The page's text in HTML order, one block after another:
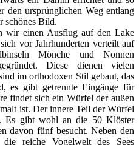
den ursprünglichen Weg entlang
schönes Bild.
wir einen Ausflug auf den Lake
vor Jahrhunderten verteilt auf
Mönche und Nonnen
Diese dienen vielen
im orthodoxen Stil gebaut, das
es gibt getrennte Eingänge für
findet sich ein Würfel der außen
ist. Der innere Teil der Würfel
Es gibt wohl an die 50 Klöster
davon fünf besucht. Neben den
reiche Vogelwelt des Sees